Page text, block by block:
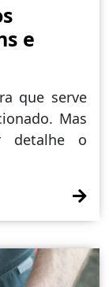
e
que serve
Mas
detalhe o